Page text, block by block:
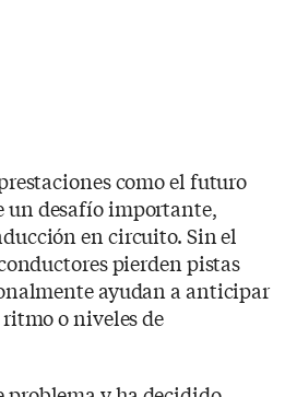
como el futuro
un desafío importante,
en circuito. Sin el
pierden pistas
ayudan a anticipar
o niveles de